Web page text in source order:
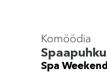
Komöödia
Spa Weekend